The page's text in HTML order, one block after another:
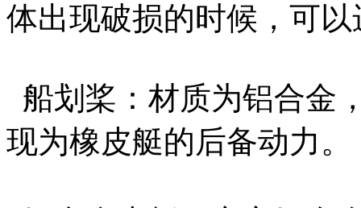
体出现破损的时候，可
船划桨：材质为铝合金
现为橡皮艇的后备动力。